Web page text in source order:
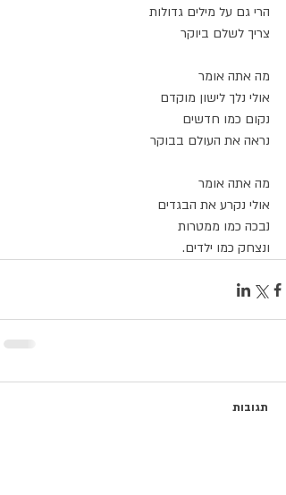
הרי גם על מילים גדולות
צריך לשלם ביוקר
מה אתה אומר
אולי נלך לישון מוקדם
נקום כמו חדשים
נראה את העולם בבוקר
מה אתה אומר
אולי נקרע את הבגדים
נבכה כמו ממטרות
ונצחק כמו ילדים.
תגובות